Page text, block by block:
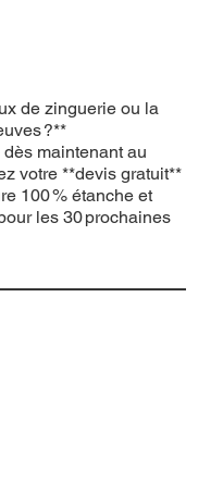
de zinguerie ou la
?**
dès maintenant au
votre **devis gratuit**
100 % étanche et
les 30 prochaines